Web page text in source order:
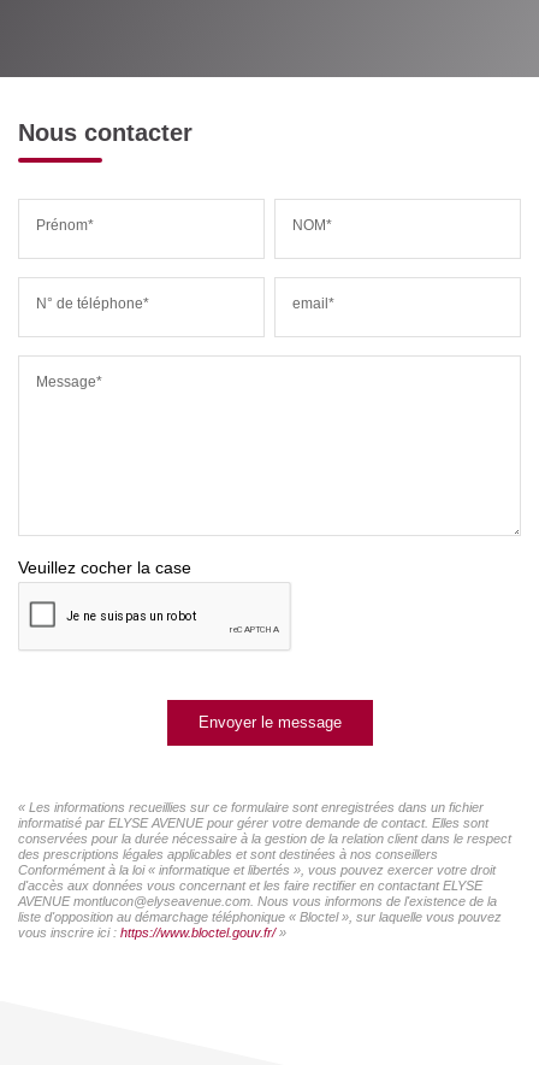
Nous contacter
Prénom* NOM*
N° de téléphone* email*
Message*
Veuillez cocher la case
Envoyer le message
« Les informations recueillies sur ce formulaire sont enregistrées dans un fichier
informatisé par ELYSE AVENUE pour gérer votre demande de contact. Elles sont
conservées pour la durée nécessaire à la gestion de la relation client dans le respect
des prescriptions légales applicables et sont destinées à nos conseillers
Conformément à la loi « informatique et libertés », vous pouvez exercer votre droit
d'accès aux données vous concernant et les faire rectifier en contactant ELYSE
AVENUE montlucon@elyseavenue.com. Nous vous informons de l'existence de la
liste d'opposition au démarchage téléphonique « Bloctel », sur laquelle vous pouvez
vous inscrire ici : https://www.bloctel.gouv.fr/»